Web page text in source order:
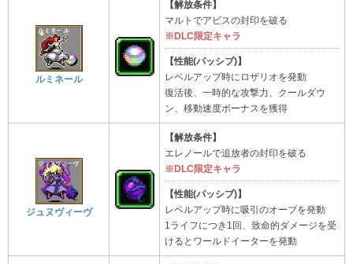
ルミネール
【解放条件】
マルトでアビスの封印を破る
※DLC限定キャラ
【性能(パッシブ)】
レベルアップ時にロザリオを発動
復活後、一時的な攻撃力、クールダウ
ン、移動速度ボーナスを獲得
ジュヌヴィーヴ
【解放条件】
エレノールで追放者の封印を破る
※DLC限定キャラ
【性能(パッシブ)】
レベルアップ時に吸引のオーブを発動
1ライフにつき1回、致命的ダメージを受
けるとワールドイーターを発動